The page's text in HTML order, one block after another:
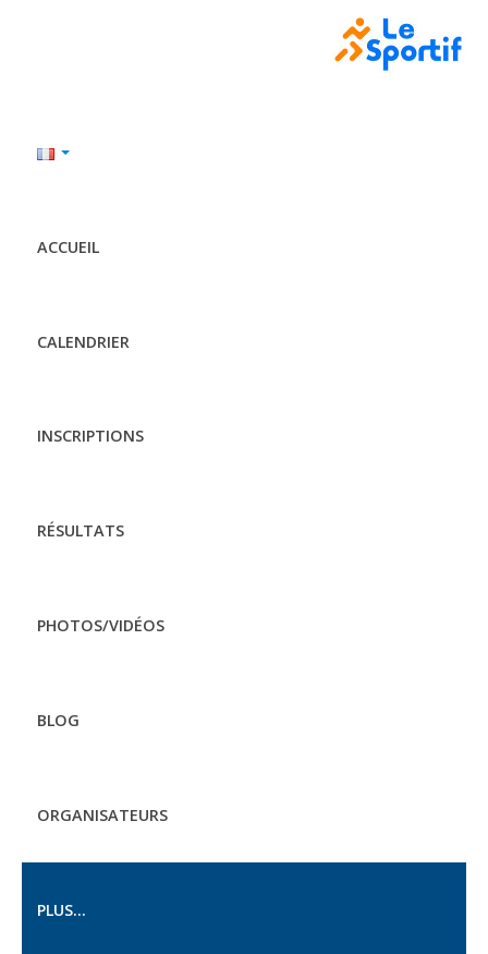
ACCUEIL
CALENDRIER
INSCRIPTIONS
RÉSULTATS
PHOTOS/VIDÉOS
BLOG
ORGANISATEURS
PLUS...